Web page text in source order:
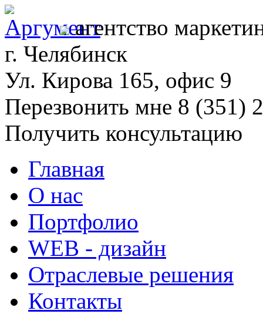
агентство
г. Челябинск
Ул. Кирова 165, офис 9
Перезвонить мне 8 (351)
Получить консультацию
Главная
О нас
Портфолио
WEB - дизайн
Отраслевые решения
Контакты